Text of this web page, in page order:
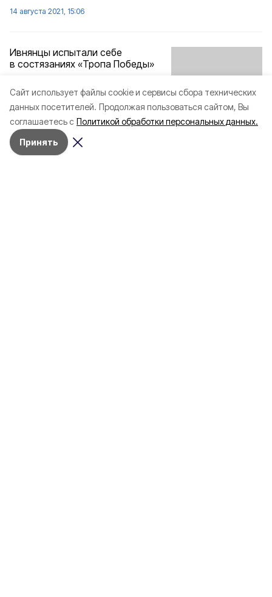
Cайт использует файлы cookie и сервисы сбора технических
данных посетителей. Продолжая пользоваться сайтом, Вы
соглашаетесь с Политикой обработки персональных данных.
Принять
14 августа 2021, 15:06
Ивнянцы испытали себе
в состязаниях «Тропа Победы»
Соревнования прошли 10 июля.
14 июля 2021, 13:16